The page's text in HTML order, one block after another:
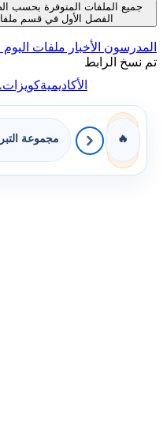
جميع الملفات المتوفرة بحسب
الفصل الأول في قسم ملفات
الأخبارملفات اليوم
نسخ الرابط
الأكاديميةكويزات
مجموعة